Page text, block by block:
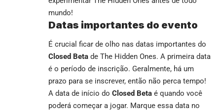
mundo!
Datas importantes do evento
É crucial ficar de olho nas datas importantes do
Closed Beta de The Hidden Ones. A primeira data
é o período de inscrição. Geralmente, há um
prazo para se inscrever, então não perca tempo!
A data de início do Closed Beta é quando você
poderá começar a jogar. Marque essa data no